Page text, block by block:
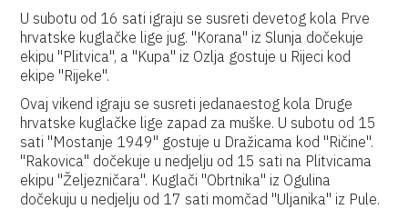
U subotu od 16 sati igraju se susreti devetog kola Prve
hrvatske kuglačke lige jug. "Korana" iz Slunja dočekuje
ekipu "Plitvica", a "Kupa" iz Ozlja gostuje u Rijeci kod
ekipe "Rijeke".
Ovaj vikend igraju se susreti jedanaestog kola Druge
hrvatske kuglačke lige zapad za muške. U subotu od 15
sati "Mostanje 1949" gostuje u Dražicama kod "Ričine".
"Rakovica" dočekuje u nedjelju od 15 sati na Plitvicama
ekipu "Željezničara". Kuglači "Obrtnika" iz Ogulina
dočekuju u nedjelju od 17 sati momčad "Uljanika" iz Pule.